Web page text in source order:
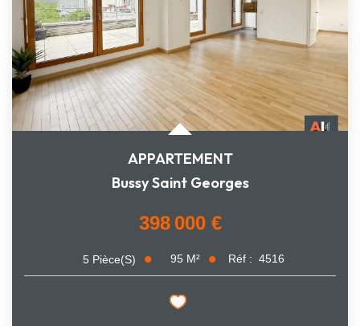
APPARTEMENT
Bussy Saint Georges
398 000 €
5 Pièce(s) 95 M² Réf : 4516